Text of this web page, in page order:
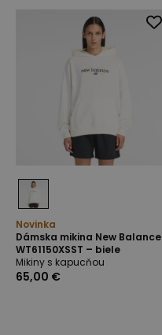
Novinka
Dámska mikina New Balance
WT61150XSST – biele
Mikiny s kapucňou
65,00 €